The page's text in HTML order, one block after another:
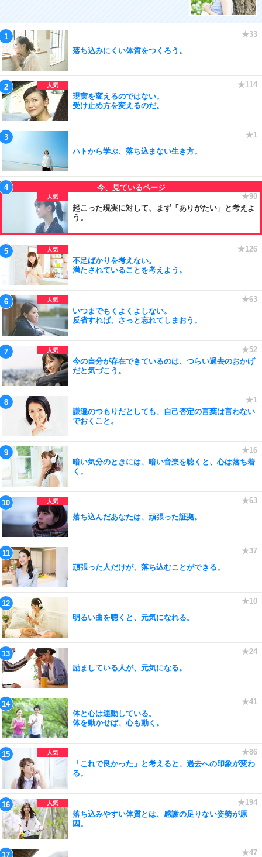
落ち込みにくい体質をつくろう。
現実を変えるのではない。
受け止め方を変えるのだ。
ハトから学ぶ、落ち込まない生き方。
起こった現実に対して、まず「ありがたい」と考えよ
う。
不足ばかりを考えない。
満たされていることを考えよう。
いつまでもくよくよしない。
反省すれば、さっと忘れてしまおう。
今の自分が存在できているのは、つらい過去のおかげ
だと気づこう。
謙遜のつもりだとしても、自己否定の言葉は言わない
でおくこと。
暗い気分のときには、暗い音楽を聴くと、心は落ち着
く。
落ち込んだあなたは、頑張った証拠。
頑張った人だけが、落ち込むことができる。
明るい曲を聴くと、元気になれる。
励ましている人が、元気になる。
体と心は連動している。
体を動かせば、心も動く。
「これで良かった」と考えると、過去への印象が変わ
る。
落ち込みやすい体質とは、感謝の足りない姿勢が原
因。